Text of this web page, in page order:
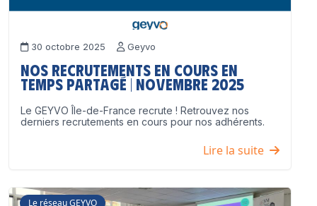
30 octobre 2025 Geyvo
Nos recrutements en cours en
temps partagé | Novembre 2025
Le GEYVO Île-de-France recrute ! Retrouvez nos
derniers recrutements en cours pour nos adhérents.
Lire la suite
Le réseau GEYVO